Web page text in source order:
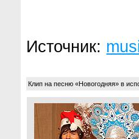
Источник:
Клип на песню «Новогодняя» в